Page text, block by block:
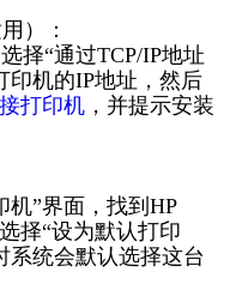
）：
择“通过TCP/IP地址
印机的IP地址，然后
打印机，并提示安装
机”界面，找到HP
择“设为默认打印
系统会默认选择这台